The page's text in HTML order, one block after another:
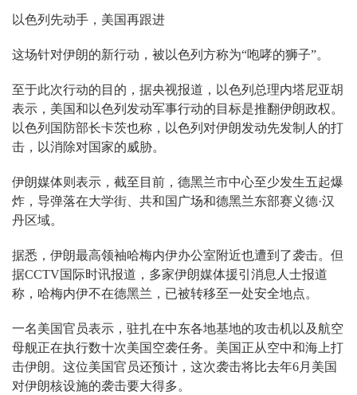
以色列先动手，美国再跟进
这场针对伊朗的新行动，被以色列方称为“咆哮的狮子”。
至于此次行动的目的，据央视报道，以色列总理内塔尼亚胡
表示，美国和以色列发动军事行动的目标是推翻伊朗政权。
以色列国防部长卡茨也称，以色列对伊朗发动先发制人的打
击，以消除对国家的威胁。
伊朗媒体则表示，截至目前，德黑兰市中心至少发生五起爆
炸，导弹落在大学街、共和国广场和德黑兰东部赛义德·汉
丹区域。
据悉，伊朗最高领袖哈梅内伊办公室附近也遭到了袭击。但
据CCTV国际时讯报道，多家伊朗媒体援引消息人士报道
称，哈梅内伊不在德黑兰，已被转移至一处安全地点。
一名美国官员表示，驻扎在中东各地基地的攻击机以及航空
母舰正在执行数十次美国空袭任务。美国正从空中和海上打
击伊朗。这位美国官员还预计，这次袭击将比去年6月美国
对伊朗核设施的袭击要大得多。